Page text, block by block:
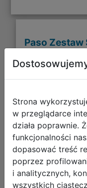
Paso
DS26YY-
Strona
w przeglądarce
działa poprawnie.
funkcjonalności
dopasować treść
poprzez
i analitycznych,
wszystkich